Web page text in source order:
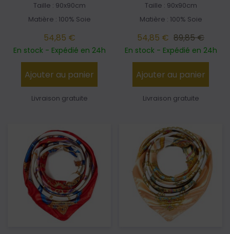
Taille : 90x90cm
Matière : 100% Soie
54,85 €
En stock - Expédié en 24h
Ajouter au panier
Livraison gratuite
Taille : 90x90cm
Matière : 100% Soie
54,85 € 89,85 €
En stock - Expédié en 24h
Ajouter au panier
Livraison gratuite